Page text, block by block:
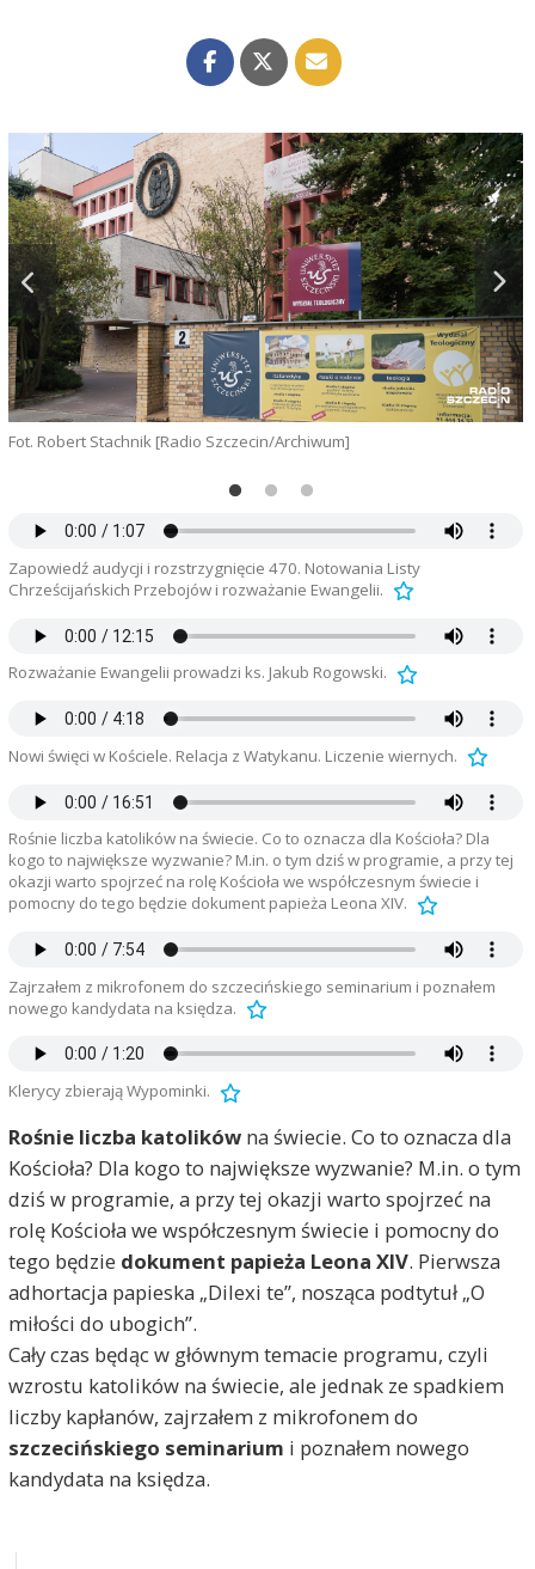
Fot. Robert Stachnik [Radio Szczecin/Archiwum]
Zapowiedź audycji i rozstrzygnięcie 470. Notowania Listy
Chrześcijańskich Przebojów i rozważanie Ewangelii.
Rozważanie Ewangelii prowadzi ks. Jakub Rogowski.
Nowi święci w Kościele. Relacja z Watykanu. Liczenie wiernych.
Rośnie liczba katolików na świecie. Co to oznacza dla Kościoła? Dla
kogo to największe wyzwanie? M.in. o tym dziś w programie, a przy tej
okazji warto spojrzeć na rolę Kościoła we współczesnym świecie i
pomocny do tego będzie dokument papieża Leona XIV.
Zajrzałem z mikrofonem do szczecińskiego seminarium i poznałem
nowego kandydata na księdza.
Klerycy zbierają Wypominki.
Rośnie liczba katolików na świecie. Co to oznacza dla
Kościoła? Dla kogo to największe wyzwanie? M.in. o tym
dziś w programie, a przy tej okazji warto spojrzeć na
rolę Kościoła we współczesnym świecie i pomocny do
tego będzie dokument papieża Leona XIV. Pierwsza
adhortacja papieska „Dilexi te”, nosząca podtytuł „O
miłości do ubogich”.
Cały czas będąc w głównym temacie programu, czyli
wzrostu katolików na świecie, ale jednak ze spadkiem
liczby kapłanów, zajrzałem z mikrofonem do
szczecińskiego seminarium i poznałem nowego
kandydata na księdza.